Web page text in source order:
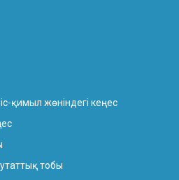
қимыл жөніндегі кеңес
тобы